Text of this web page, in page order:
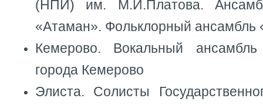
(НПИ) им. М.И.Платова.
«Атаман». Фольклорный ансамбль
Кемерово. Вокальный
города Кемерово
Элиста. Солисты